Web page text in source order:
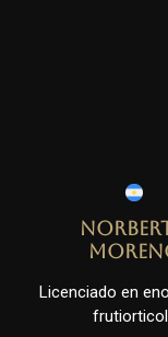
Licenciado en